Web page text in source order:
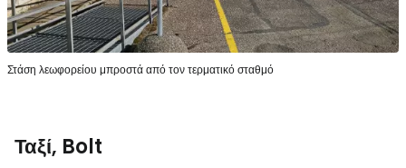
Στάση λεωφορείου μπροστά από τον τερματικό σταθμό
Ταξί, Bolt